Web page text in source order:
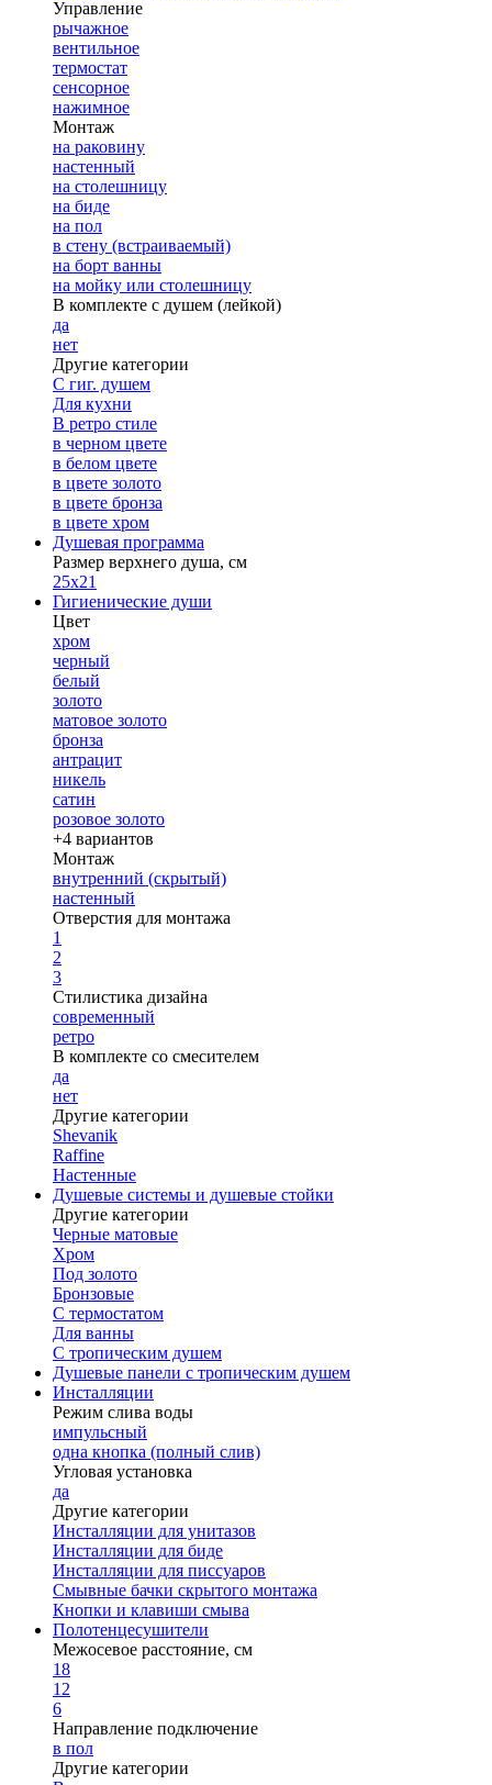
Управление
рычажное
вентильное
термостат
сенсорное
нажимное
Монтаж
на раковину
настенный
на столешницу
на биде
на пол
в стену (встраиваемый)
на борт ванны
на мойку или столешницу
В комплекте с душем (лейкой)
да
нет
Другие категории
С гиг. душем
Для кухни
В ретро стиле
в черном цвете
в белом цвете
в цвете золото
в цвете бронза
в цвете хром
Душевая программа
Размер верхнего душа, см
25х21
Гигиенические души
Цвет
хром
черный
белый
золото
матовое золото
бронза
антрацит
никель
сатин
розовое золото
+4 вариантов
Монтаж
внутренний (скрытый)
настенный
Отверстия для монтажа
1
2
3
Стилистика дизайна
современный
ретро
В комплекте со смесителем
да
нет
Другие категории
Shevanik
Raffine
Настенные
Душевые системы и душевые стойки
Другие категории
Черные матовые
Хром
Под золото
Бронзовые
С термостатом
Для ванны
С тропическим душем
Душевые панели с тропическим душем
Инсталляции
Режим слива воды
импульсный
одна кнопка (полный слив)
Угловая установка
да
Другие категории
Инсталляции для унитазов
Инсталляции для биде
Инсталляции для писсуаров
Смывные бачки скрытого монтажа
Кнопки и клавиши смыва
Полотенцесушители
Межосевое расстояние, см
18
12
6
Направление подключение
в пол
Другие категории